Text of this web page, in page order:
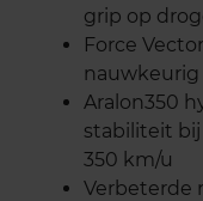
grip op
Force
Aralon350
stabiliteit bij
350 km/u
Verbeterde